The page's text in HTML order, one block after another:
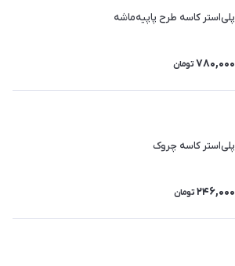
پلی‌استر کاسه طرح پاپیه‌ماشه
780,000 تومان
پلی‌استر کاسه چروک
246,000 تومان